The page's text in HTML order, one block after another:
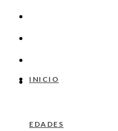
INICIO
EDADES